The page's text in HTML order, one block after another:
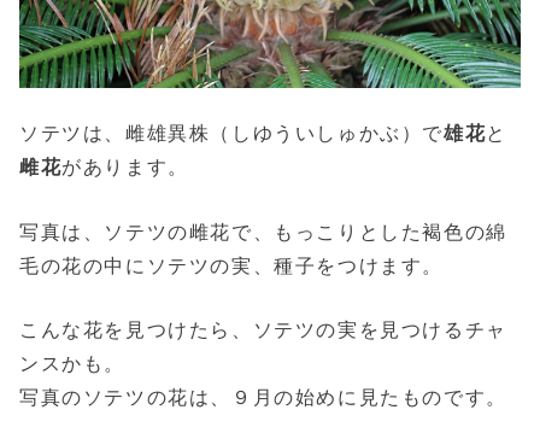
ソテツは、雌雄異株（しゆういしゅかぶ）で雄花と
雌花があります。
写真は、ソテツの雌花で、もっこりとした褐色の綿
毛の花の中にソテツの実、種子をつけます。
こんな花を見つけたら、ソテツの実を見つけるチャ
ンスかも。
写真のソテツの花は、９月の始めに見たものです。